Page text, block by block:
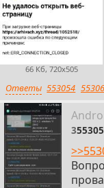
66 Кб, 720x505
Ответы 553054
3